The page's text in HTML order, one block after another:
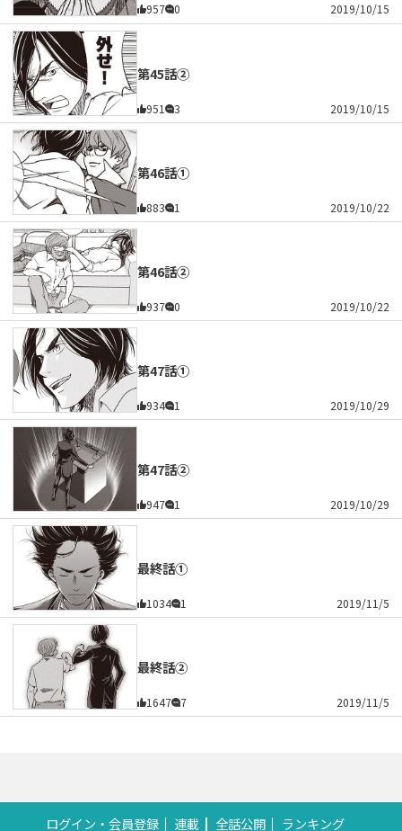
957 0 2019/10/15
第45話②
951 3 2019/10/15
第46話①
883 1 2019/10/22
第46話②
937 0 2019/10/22
第47話①
934 1 2019/10/29
第47話②
947 1 2019/10/29
最終話①
1034 1 2019/11/5
最終話②
1647 7 2019/11/5
ログイン・会員登録 連載 全話公開 ランキング